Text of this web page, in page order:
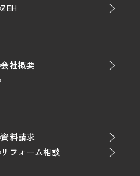
資料請求
リフォーム相談
ZEH
会社概要